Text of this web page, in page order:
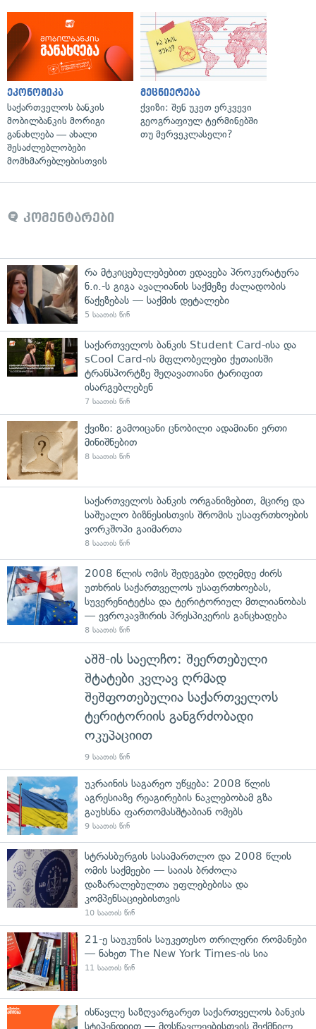
ეკონომიკა
საქართველოს ბანკის
მობილბანკის მორიგი
განახლება — ახალი
შესაძლებლობები
მომხმარებლებისთვის
მეცნიერება
ქვიზი: შენ უკეთ ერკვევი
გეოგრაფიულ ტერმინებში
თუ მერვეკლასელი?
კომენტარები
რა მტკიცებულებებით ედავება პროკურატურა
ნ.ი.-ს გიგა ავალიანის საქმეზე ძალადობის
წაქეზებას — საქმის დეტალები
5 საათის წინ
საქართველოს ბანკის Student Card-ისა და
sCool Card-ის მფლობელები ქუთაისში
ტრანსპორტზე შეღავათიანი ტარიფით
ისარგებლებენ
7 საათის წინ
ქვიზი: გამოიცანი ცნობილი ადამიანი ერთი
მინიშნებით
8 საათის წინ
საქართველოს ბანკის ორგანიზებით, მცირე და
საშუალო ბიზნესისთვის შრომის უსაფრთხოების
ვორკშოპი გაიმართა
8 საათის წინ
2008 წლის ომის შედეგები დღემდე ძირს
უთხრის საქართველოს უსაფრთხოებას,
სუვერენიტეტსა და ტერიტორიულ მთლიანობას
— ევროკავშირის პრესპიკერის განცხადება
8 საათის წინ
აშშ-ის საელჩო: შეერთებული
შტატები კვლავ ღრმად
შეშფოთებულია საქართველოს
ტერიტორიის განგრძობადი
ოკუპაციით
9 საათის წინ
უკრაინის საგარეო უწყება: 2008 წლის
აგრესიაზე რეაგირების ნაკლებობამ გზა
გაუხსნა ფართომასშტაბიან ომებს
9 საათის წინ
სტრასბურგის სასამართლო და 2008 წლის
ომის საქმეები — საიას ბრძოლა
დაზარალებულთა უფლებებისა და
კომპენსაციებისთვის
10 საათის წინ
21-ე საუკუნის საუკეთესო თრილერი რომანები
— ნახეთ The New York Times-ის სია
11 საათის წინ
ისწავლე საზღვარგარეთ საქართველოს ბანკის
სტიპენდიით — მოსწავლეებისთვის შექმნილ